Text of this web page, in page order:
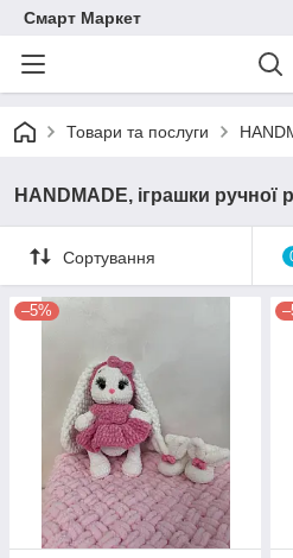
Смарт Маркет
Товари та послуги
HANDMADE, іграшки ручної
Сортування
–5%